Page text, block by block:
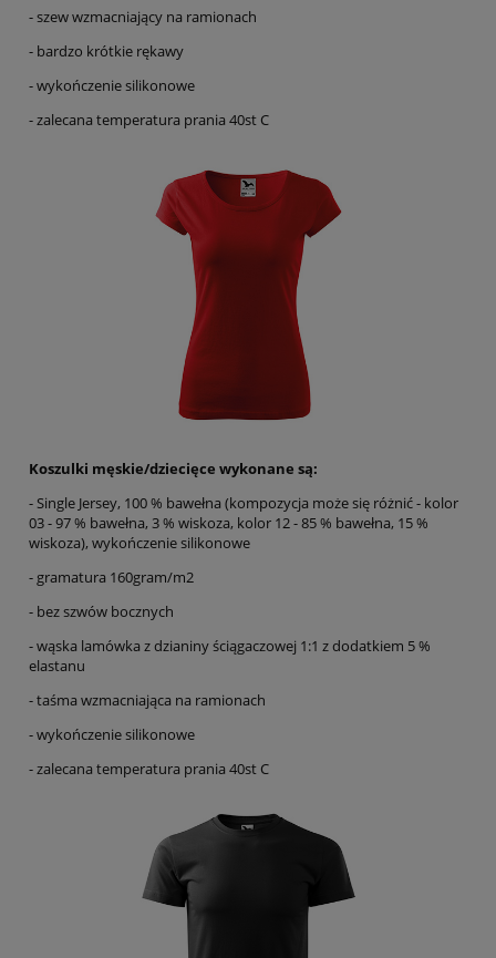
- szew wzmacniający na ramionach
- bardzo krótkie rękawy
- wykończenie silikonowe
- zalecana temperatura prania 40st C
Koszulki męskie/dziecięce wykonane są:
- Single Jersey, 100 % bawełna (kompozycja może się różnić - kolor
03 - 97 % bawełna, 3 % wiskoza, kolor 12 - 85 % bawełna, 15 %
wiskoza), wykończenie silikonowe
- gramatura 160gram/m2
- bez szwów bocznych
- wąska lamówka z dzianiny ściągaczowej 1:1 z dodatkiem 5 %
elastanu
- taśma wzmacniająca na ramionach
- wykończenie silikonowe
- zalecana temperatura prania 40st C